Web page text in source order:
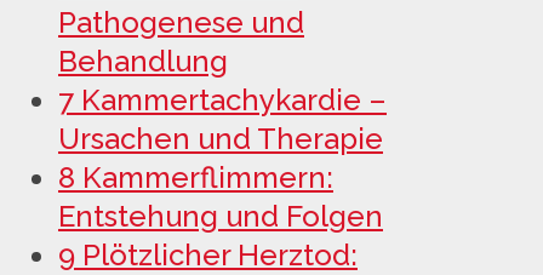
Pathogenese und
Behandlung
7 Kammertachykardie –
Ursachen und Therapie
8 Kammerflimmern:
Entstehung und Folgen
9 Plötzlicher Herztod: